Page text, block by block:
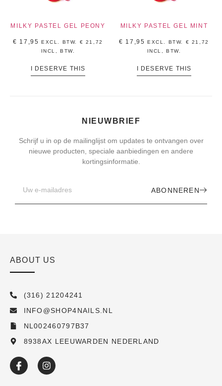
MILKY PASTEL GEL PEONY
€ 17,95 EXCL. BTW. € 21,72
INCL, BTW.
I DESERVE THIS
MILKY PASTEL GEL MINT
€ 17,95 EXCL. BTW. € 21,72
INCL, BTW.
I DESERVE THIS
NIEUWBRIEF
Schrijf u in op de mailinglijst om updates te ontvangen over
nieuwe producten, speciale aanbiedingen en andere
kortingsinformatie.
ABONNEREN
ABOUT US
(316) 21204241
INFO@SHOP4NAILS.NL
NL002460797B37
8938AX LEEUWARDEN NEDERLAND